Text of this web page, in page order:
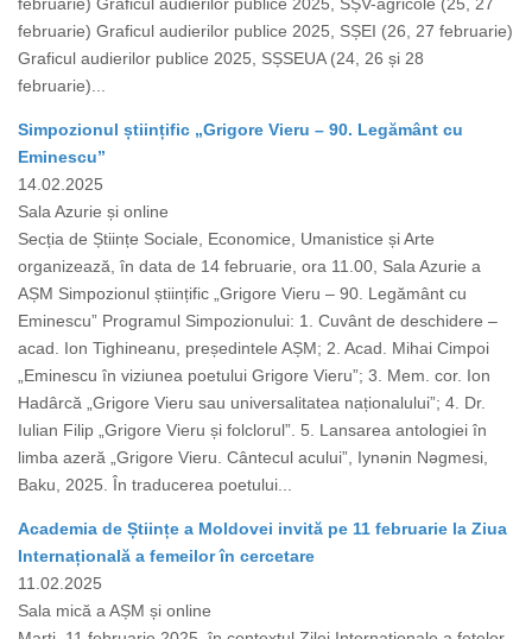
februarie) Graficul audierilor publice 2025, SȘEI (26, 27 februarie)
Graficul audierilor publice 2025, SȘSEUA (24, 26 și 28
februarie)...
Simpozionul științific „Grigore Vieru – 90. Legământ cu
Eminescu”
14.02.2025
Sala Azurie și online
Secția de Științe Sociale, Economice, Umanistice și Arte
organizează, în data de 14 februarie, ora 11.00, Sala Azurie a
AȘM Simpozionul științific „Grigore Vieru – 90. Legământ cu
Eminescu” Programul Simpozionului: 1. Cuvânt de deschidere –
acad. Ion Tighineanu, președintele AȘM; 2. Acad. Mihai Cimpoi
„Eminescu în viziunea poetului Grigore Vieru”; 3. Mem. cor. Ion
Hadârcă „Grigore Vieru sau universalitatea naționalului”; 4. Dr.
Iulian Filip „Grigore Vieru și folclorul”. 5. Lansarea antologiei în
limba azeră „Grigore Vieru. Cântecul acului”, Iynǝnin Nǝgmesi,
Baku, 2025. În traducerea poetului...
Academia de Științe a Moldovei invită pe 11 februarie la Ziua
Internațională a femeilor în cercetare
11.02.2025
Sala mică a AȘM și online